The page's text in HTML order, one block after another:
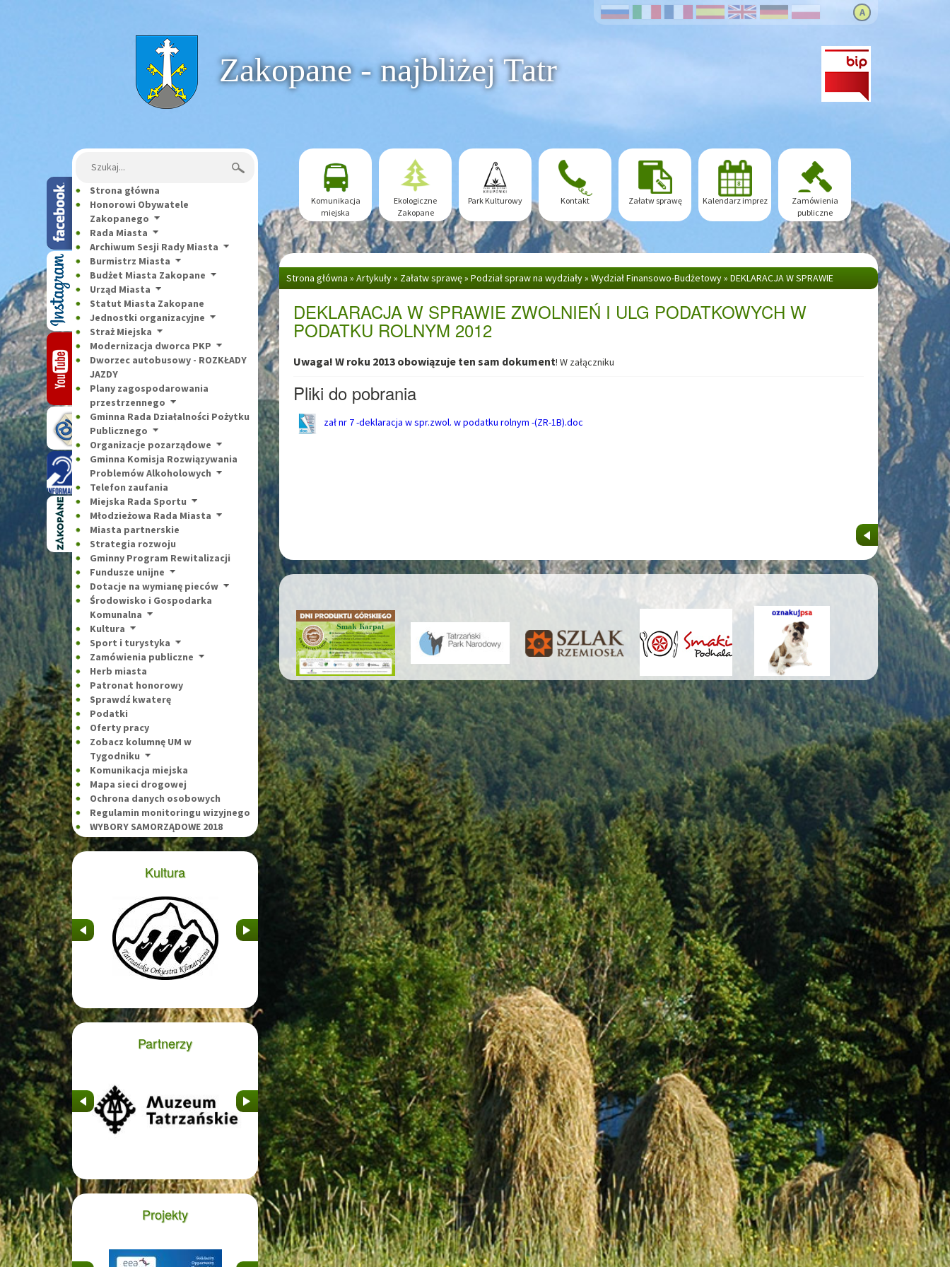
A
Strona główna
Zakopane - najbliżej Tatr
Szukaj:
Strona główna
Honorowi Obywatele
Zakopanego
Rada Miasta
Archiwum Sesji Rady Miasta
Burmistrz Miasta
Budżet Miasta Zakopane
Urząd Miasta
Statut Miasta Zakopane
Jednostki organizacyjne
Straż Miejska
Modernizacja dworca PKP
Dworzec autobusowy - ROZKŁADY
JAZDY
Plany zagospodarowania
przestrzennego
Gminna Rada Działalności Pożytku
Publicznego
Organizacje pozarządowe
Gminna Komisja Rozwiązywania
Problemów Alkoholowych
Telefon zaufania
Miejska Rada Sportu
Młodzieżowa Rada Miasta
Miasta partnerskie
Strategia rozwoju
Gminny Program Rewitalizacji
Fundusze unijne
Dotacje na wymianę pieców
Środowisko i Gospodarka
Komunalna
Kultura
Sport i turystyka
Zamówienia publiczne
Herb miasta
Patronat honorowy
Sprawdź kwaterę
Podatki
Oferty pracy
Zobacz kolumnę UM w
Tygodniku
Komunikacja miejska
Mapa sieci drogowej
Ochrona danych osobowych
Regulamin monitoringu wizyjnego
WYBORY SAMORZĄDOWE 2018
Kultura
&nbsp &nbsp
Partnerzy
&nbsp &nbsp
Projekty
Komunikacja
miejska
Ekologiczne
Zakopane
Park Kulturowy Kontakt Załatw sprawę Kalendarz imprez
Zamówienia
publiczne
Strona główna » Artykuły» Załatw sprawę» Podział spraw na wydziały» Wydział Finansowo-Budżetowy» DEKLARACJA W SPRAWIE
DEKLARACJA W SPRAWIE ZWOLNIEŃ I ULG PODATKOWYCH W
PODATKU ROLNYM 2012
Uwaga! W roku 2013 obowiązuje ten sam dokument! W załączniku
Pliki do pobrania
zał nr 7 -deklaracja w spr.zwol. w podatku rolnym -(ZR-1B).doc